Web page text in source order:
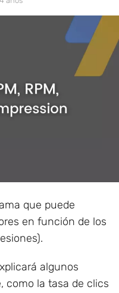
que puede
en función de los
algunos
como la tasa de clics